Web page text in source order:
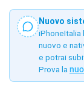
Nuovo
iPhoneItalia
nuovo e
e potrai
Prova la